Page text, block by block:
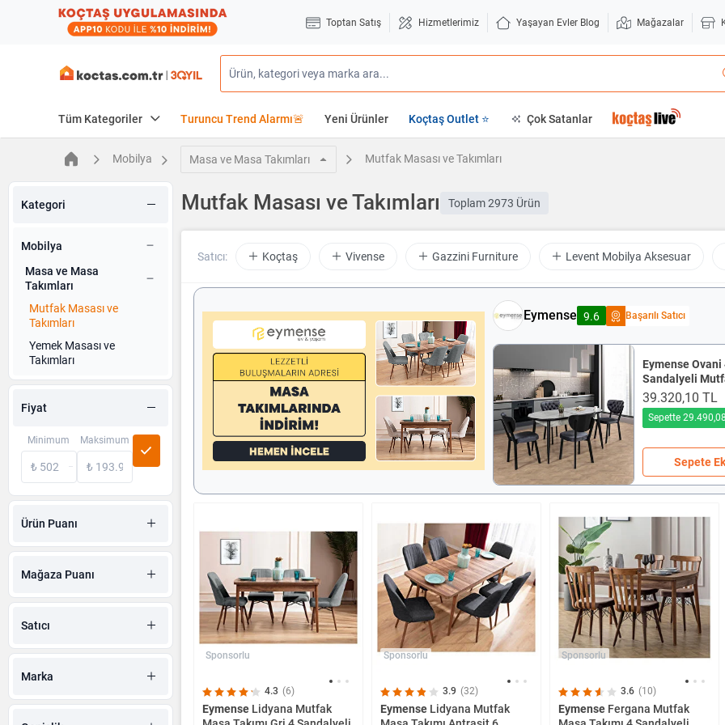
Toptan Satış Hizmetlerimiz Yaşayan Evler Blog Mağazalar
Tüm Kategoriler Turuncu Trend Alarmı🚨 Yeni Ürünler Koçtaş Outlet ⭐ Çok Satanlar
Mobilya Masa ve Masa Takımları Mutfak Masası ve Takımları
Kategori
Mobilya
Masa ve Masa
Takımları
Mutfak Masası ve
Takımları
Yemek Masası ve
Takımları
Fiyat
Minimum Maksimum
Ürün Puanı
Mağaza Puanı
Satıcı
Marka
Mutfak Masası ve Takımları Toplam2973 Ürün
Satıcı: Koçtaş Vivense Gazzini Furniture Levent Mobilya Aksesuar
Eymense 9.6 Başarılı Satıcı
EymenseOvani
Sandalyeli
Takımı
39.320,10 TL
Sepette
Sepete
Sponsorlu
4.3 (6)
Eymense Lidyana Mutfak
Sponsorlu
3.9 (32)
EymenseLidyana Mutfak
Sponsorlu
3.6 (10)
EymenseFergana Mutfak